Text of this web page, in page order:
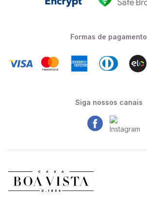
Formas de pagamento
Siga nossos canais